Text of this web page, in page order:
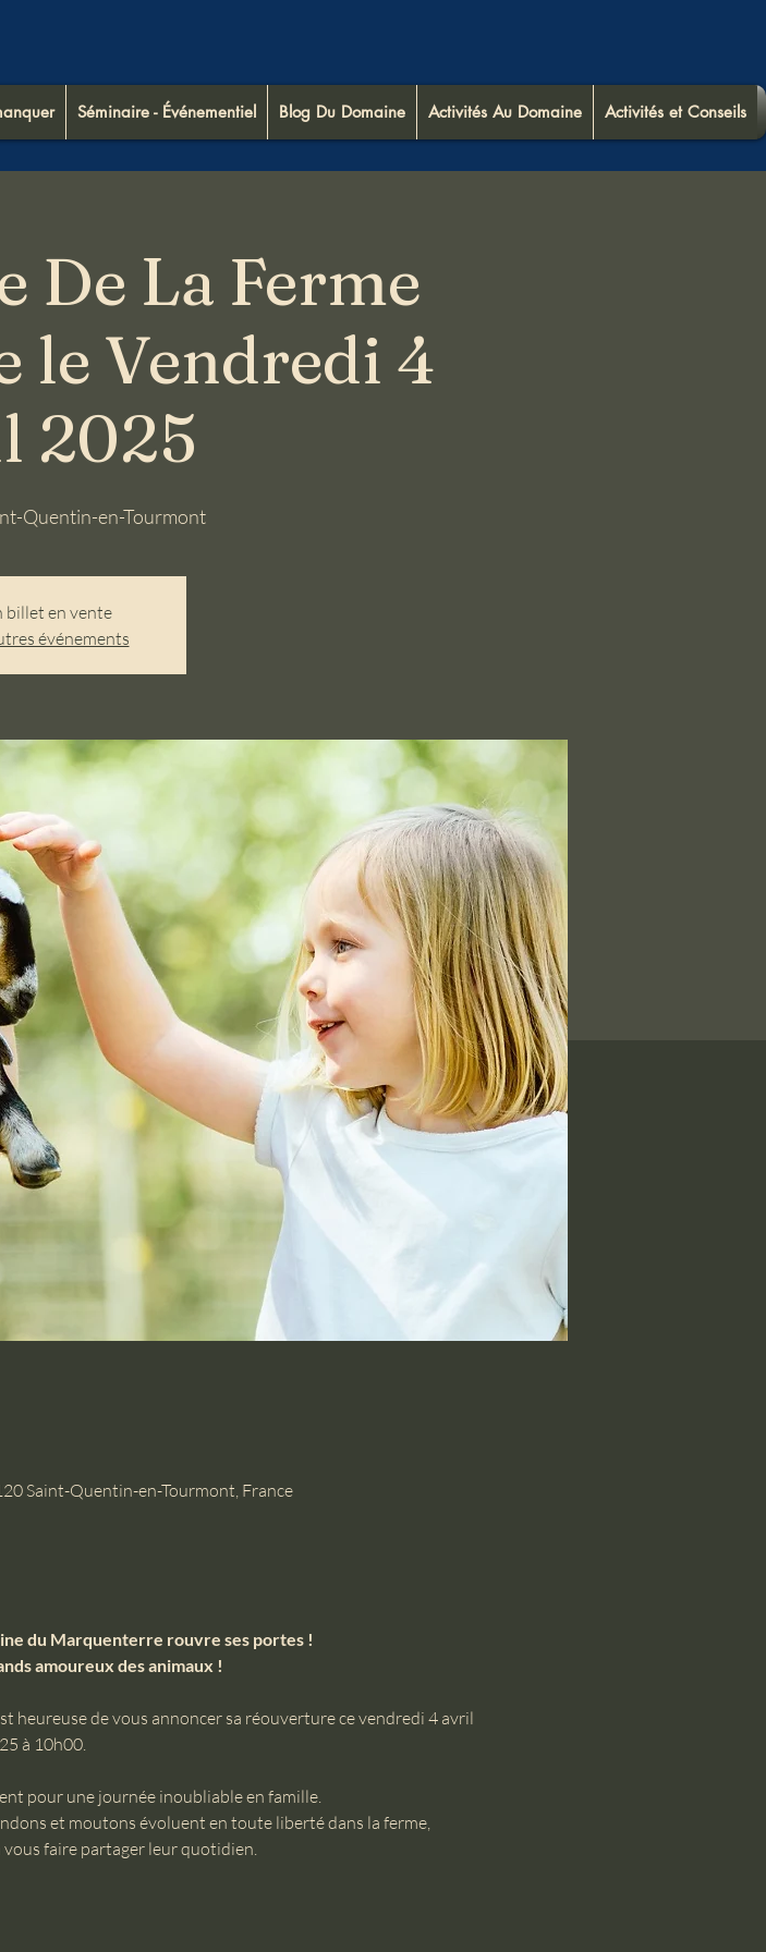
Séminaire - Événementiel Blog Du Domaine Activités Au Domaine Activités et Conseils
De La Ferme
le Vendredi 4
2025
Quentin-en-Tourmont
billet en vente
événements
Saint-Quentin-en-Tourmont, France
du Marquenterre rouvre ses portes !
amoureux des animaux !
heureuse de vous annoncer sa réouverture ce vendredi 4 avril
à 10h00.
pour une journée inoubliable en famille.
et moutons évoluent en toute liberté dans la ferme,
vous faire partager leur quotidien.